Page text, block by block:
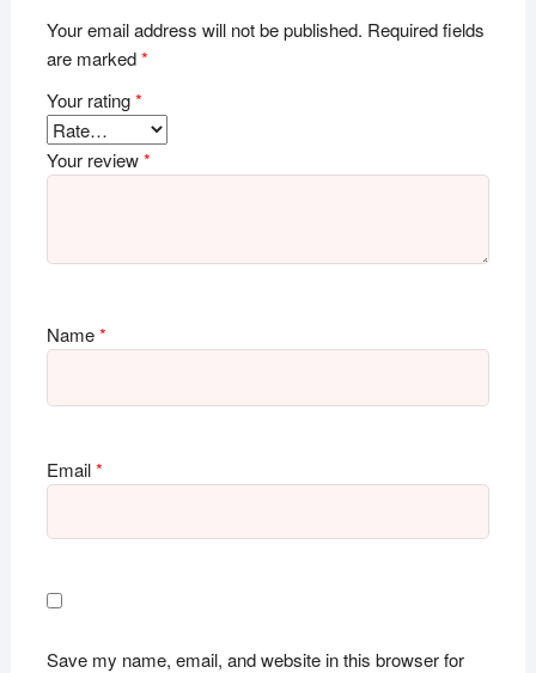
Your email address will not be published. Required fields
are marked*
Your rating*
Your review*
Name*
Email*
Save my name, email, and website in this browser for